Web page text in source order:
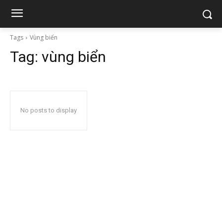
Tags Vùng biển
Tag: vùng biển
No posts to display